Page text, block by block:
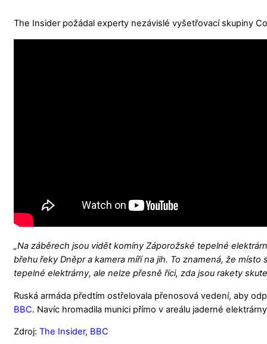
The Insider požádal experty nezávislé vyšetřovací skupiny
„Na záběrech jsou vidět komíny Záporožské tepelné
břehu řeky Dněpr a kamera míří na jih. To znamená, že
tepelné elektrárny, ale nelze přesně říci, zda jsou rakety
Ruská armáda předtím ostřelovala přenosová vedení, aby
BBC. Navíc hromadila munici přímo v areálu jaderné
Zdroj: The Insider, BBC